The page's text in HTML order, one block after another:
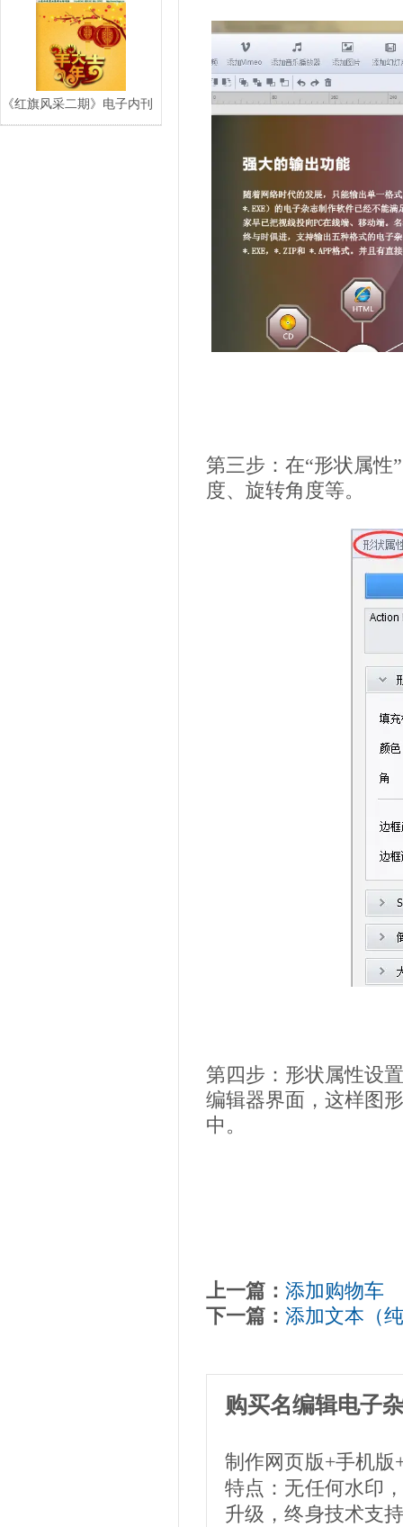
《红旗风采二期》电子内刊
第三步：在“形状属性
度、旋转角度等。
第四步：形状属性设
编辑器界面，这样图
中。
上一篇： 添加购物车
下一篇： 添加文本（
购买名编辑电子
制作网页版+手机版
特点：无任何水印
升级，终身技术支